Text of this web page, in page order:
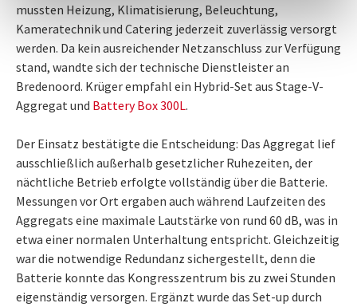
mussten Heizung, Klimatisierung, Beleuchtung,
Kameratechnik und Catering jederzeit zuverlässig versorgt
werden. Da kein ausreichender Netzanschluss zur Verfügung
stand, wandte sich der technische Dienstleister an
Bredenoord. Krüger empfahl ein Hybrid-Set aus Stage-V-
Aggregat und Battery Box 300L.
Der Einsatz bestätigte die Entscheidung: Das Aggregat lief
ausschließlich außerhalb gesetzlicher Ruhezeiten, der
nächtliche Betrieb erfolgte vollständig über die Batterie.
Messungen vor Ort ergaben auch während Laufzeiten des
Aggregats eine maximale Lautstärke von rund 60 dB, was in
etwa einer normalen Unterhaltung entspricht. Gleichzeitig
war die notwendige Redundanz sichergestellt, denn die
Batterie konnte das Kongresszentrum bis zu zwei Stunden
eigenständig versorgen. Ergänzt wurde das Set-up durch